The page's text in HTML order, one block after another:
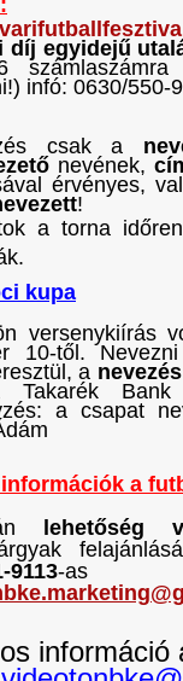
díj egyidejű
infó: 0630/550-
csak a
nevének,
érvényes,
!
a torna
kupa
versenykiírás
10-től.
a
Bank
a csapat
a
lehetőség
9113-as
információ